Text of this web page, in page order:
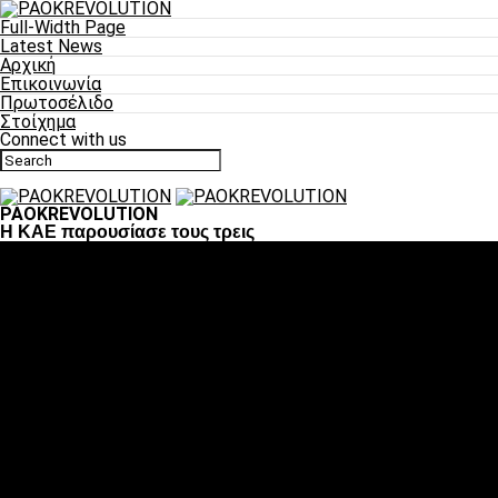
Full-Width Page
Latest News
Αρχική
Επικοινωνία
Πρωτοσέλιδο
Στοίχημα
Connect with us
PAOKREVOLUTION
H KAE παρουσίασε τους τρεις